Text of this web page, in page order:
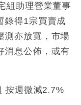
組助理營業董事
錄得1宗買賣成
測亦放寬，市場
消息公佈，或有
按週微減2.7%